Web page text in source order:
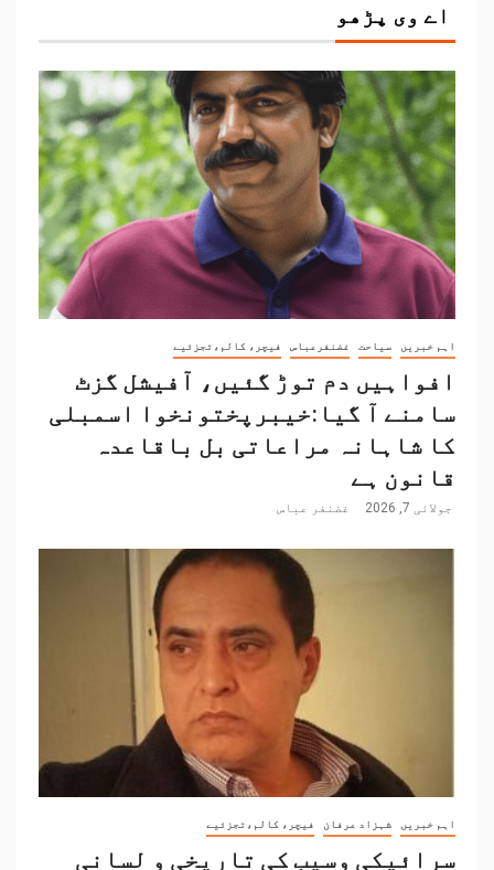
اے وی پڑھو
اہم خبریں سیاحت غضنفرعباس فیچر، کالم،تجزئیے
افواہیں دم توڑ گئیں، آفیشل گزٹ
سامنے آ گیا:خیبرپختونخوا اسمبلی
کا شاہانہ مراعاتی بل باقاعدہ
قانون ہے
جولائی 7, 2026 غضنفر عباس
اہم خبریں شہزاد عرفان فیچر، کالم،تجزئیے
سرائیکی وسیب کی تاریخی و لسانی